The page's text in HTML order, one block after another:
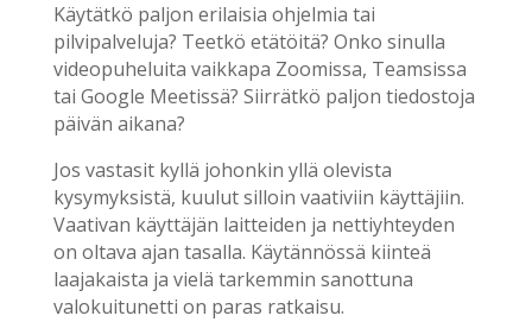
Käytätkö paljon erilaisia ohjelmia tai
pilvipalveluja? Teetkö etätöitä? Onko sinulla
videopuheluita vaikkapa Zoomissa, Teamsissa
tai Google Meetissä? Siirrätkö paljon tiedostoja
päivän aikana?
Jos vastasit kyllä johonkin yllä olevista
kysymyksistä, kuulut silloin vaativiin käyttäjiin.
Vaativan käyttäjän laitteiden ja nettiyhteyden
on oltava ajan tasalla. Käytännössä kiinteä
laajakaista ja vielä tarkemmin sanottuna
valokuitunetti on paras ratkaisu.